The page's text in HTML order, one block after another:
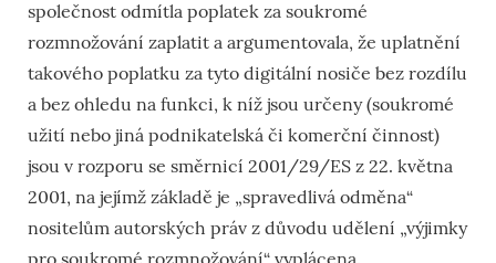
společnost odmítla poplatek za soukromé
rozmnožování zaplatit a argumentovala, že uplatnění
takového poplatku za tyto digitální nosiče bez rozdílu
a bez ohledu na funkci, k níž jsou určeny (soukromé
užití nebo jiná podnikatelská či komerční činnost)
jsou v rozporu se směrnicí 2001/29/ES z 22. května
2001, na jejímž základě je „spravedlivá odměna“
nositelům autorských práv z důvodu udělení „výjimky